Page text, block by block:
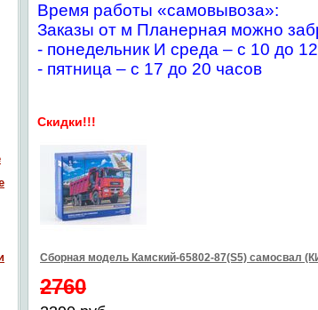
Время работы «самовывоза»:
Заказы от м Планерная можно
- понедельник И среда – с 10 до
- пятница – с 17 до 20 часов
Скидки!!!
Сборная модель Камский-65802-87(S5) самосвал
2760